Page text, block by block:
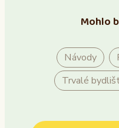
Mohlo
Návody
Trvalé